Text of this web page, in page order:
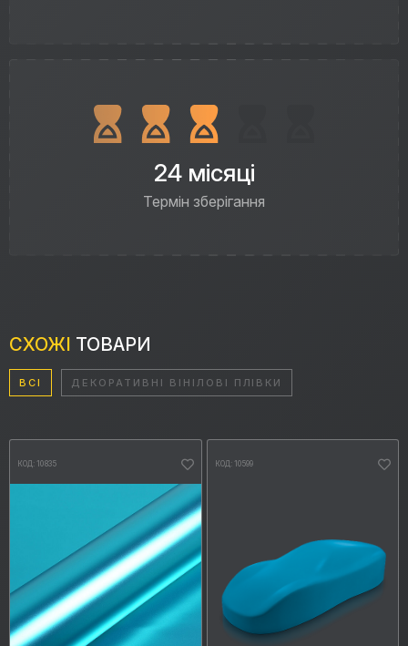
24 місяці
Термін зберігання
СХОЖІ ТОВАРИ
ВСІ ДЕКОРАТИВНІ ВІНІЛОВІ ПЛІВКИ
КОД: 10835 КОД: 10599